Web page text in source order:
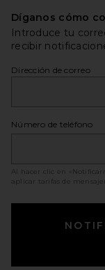
Díganos cómo
Introduce tu
recibir
Dirección de correo
Número de teléfono
Al hacer clic en
aplicar tarifas de